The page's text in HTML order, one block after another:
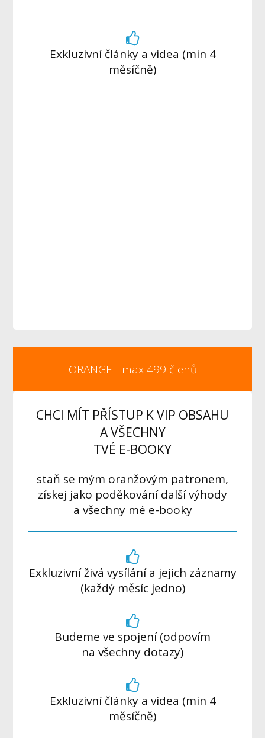
Exkluzivní články a videa (min 4
měsíčně)
ORANGE - max 499 členů
CHCI MÍT PŘÍSTUP K VIP OBSAHU
A VŠECHNY
TVÉ E-BOOKY
staň se mým oranžovým patronem,
získej jako poděkování další výhody
a všechny mé e-booky
Exkluzivní živá vysílání a jejich záznamy
(každý měsíc jedno)
Budeme ve spojení (odpovím
na všechny dotazy)
Exkluzivní články a videa (min 4
měsíčně)